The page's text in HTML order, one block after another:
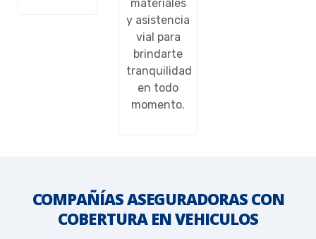
materiales
y asistencia
vial para
brindarte
tranquilidad
en todo
momento.
COMPAÑÍAS ASEGURADORAS CON
COBERTURA EN VEHICULOS